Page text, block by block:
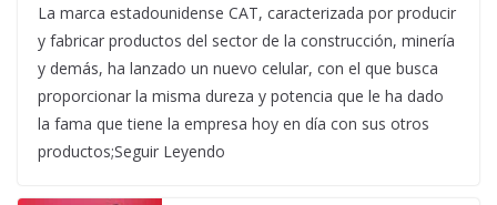
La marca estadounidense CAT, caracterizada por producir
y fabricar productos del sector de la construcción, minería
y demás, ha lanzado un nuevo celular, con el que busca
proporcionar la misma dureza y potencia que le ha dado
la fama que tiene la empresa hoy en día con sus otros
productos;Seguir Leyendo